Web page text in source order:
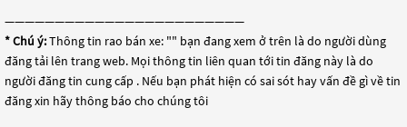
————————————————————————
* Chú ý:Thông tin rao bán xe: "" bạn đang xem ở trên là do người dùng
đăng tải lên trang web. Mọi thông tin liên quan tới tin đăng này là do
người đăng tin cung cấp . Nếu bạn phát hiện có sai sót hay vấn đề gì về tin
đăng xin hãy thông báo cho chúng tôi